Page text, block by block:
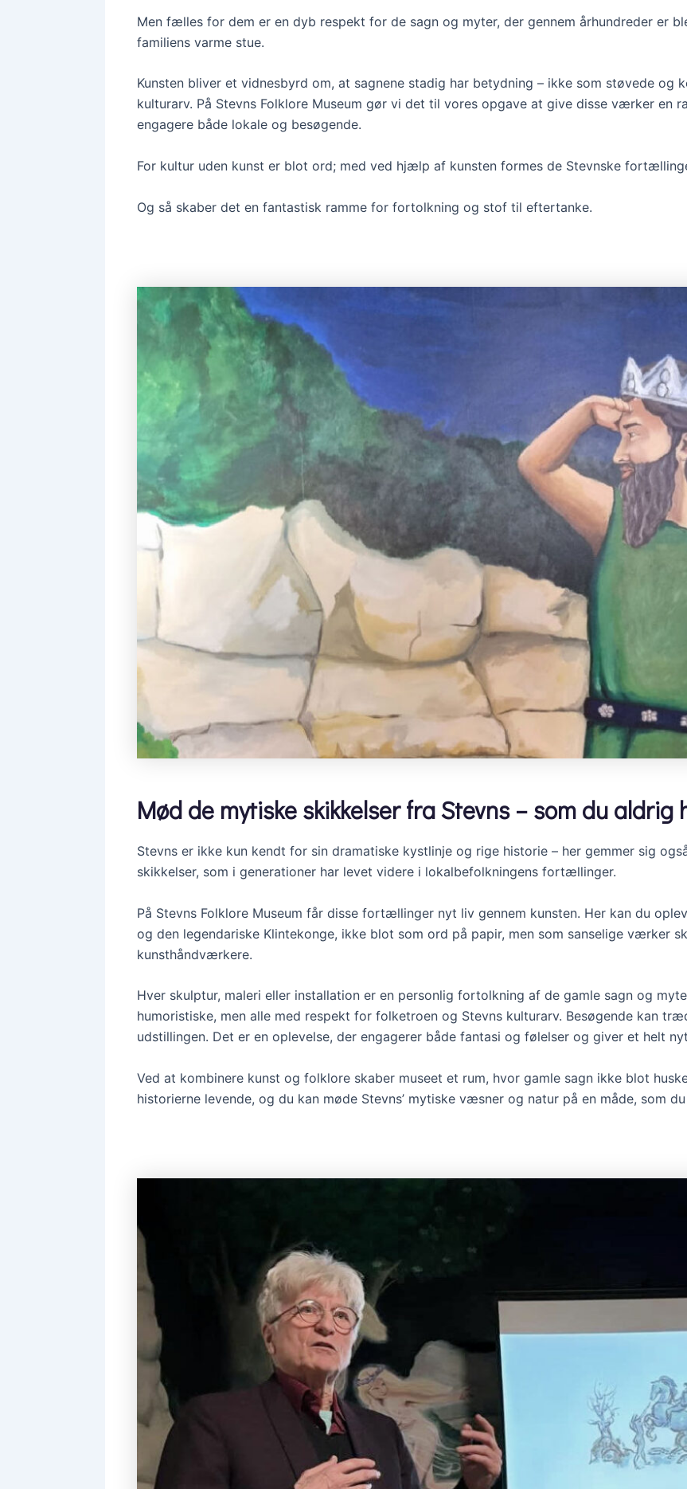
Men fælles for dem er en dyb respekt for de sagn og myter, der gennem århundreder er
familiens varme stue.
Kunsten bliver et vidnesbyrd om, at sagnene stadig har betydning – ikke som støvede og
kulturarv. På Stevns Folklore Museum gør vi det til vores opgave at give disse værker en
engagere både lokale og besøgende.
For kultur uden kunst er blot ord; med ved hjælp af kunsten formes de Stevnske
Og så skaber det en fantastisk ramme for fortolkning og stof til eftertanke.
Mød de mytiske skikkelser fra Stevns – som du aldrig
Stevns er ikke kun kendt for sin dramatiske kystlinje og rige historie – her gemmer sig
skikkelser, som i generationer har levet videre i lokalbefolkningens fortællinger.
På Stevns Folklore Museum får disse fortællinger nyt liv gennem kunsten. Her kan du
og den legendariske Klintekonge, ikke blot som ord på papir, men som sanselige værker
kunsthåndværkere.
Hver skulptur, maleri eller installation er en personlig fortolkning af de gamle sagn og
humoristiske, men alle med respekt for folketroen og Stevns kulturarv. Besøgende kan
udstillingen. Det er en oplevelse, der engagerer både fantasi og følelser og giver et helt
Ved at kombinere kunst og folklore skaber museet et rum, hvor gamle sagn ikke blot
historierne levende, og du kan møde Stevns’ mytiske væsner og natur på en måde, som